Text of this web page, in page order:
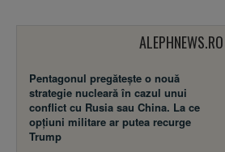
ALEPHNEWS.RO
Pentagonul pregătește o nouă
strategie nucleară în cazul unui
conflict cu Rusia sau China. La ce
opțiuni militare ar putea recurge
Trump